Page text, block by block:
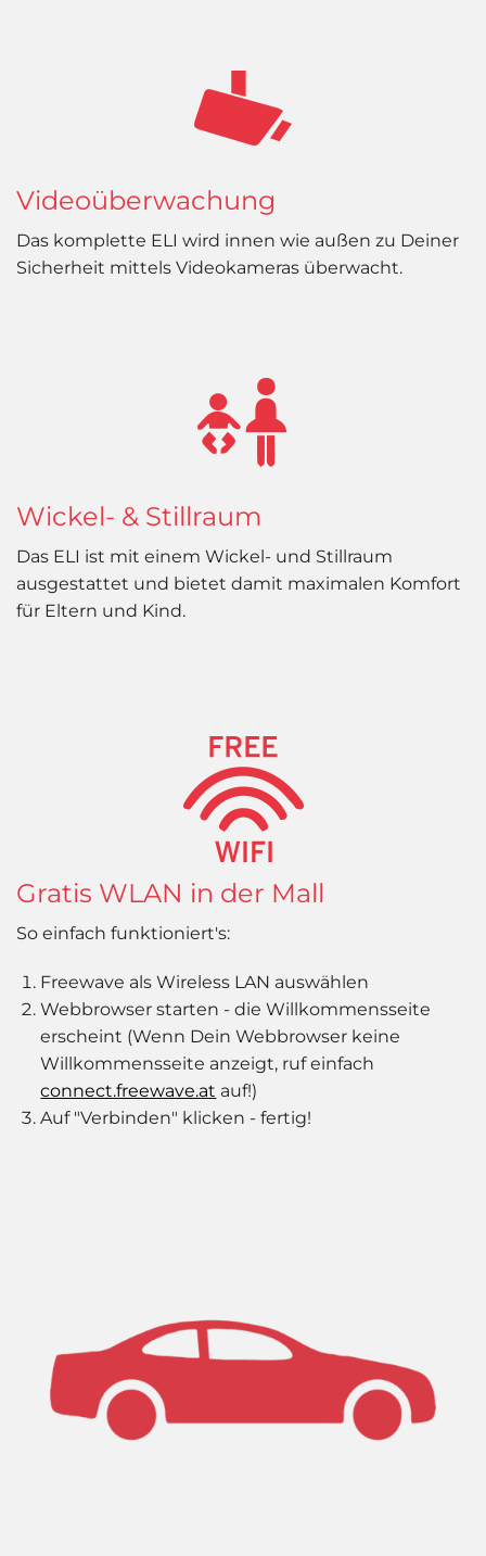
Videoüberwachung
Das komplette ELI wird innen wie außen zu Deiner
Sicherheit mittels Videokameras überwacht.
Wickel- & Stillraum
Das ELI ist mit einem Wickel- und Stillraum
ausgestattet und bietet damit maximalen Komfort
für Eltern und Kind.
Gratis WLAN in der Mall
So einfach funktioniert's:
Freewave als Wireless LAN auswählen
Webbrowser starten - die Willkommensseite
erscheint (Wenn Dein Webbrowser keine
Willkommensseite anzeigt, ruf einfach
connect.freewave.at auf!)
Auf "Verbinden" klicken - fertig!